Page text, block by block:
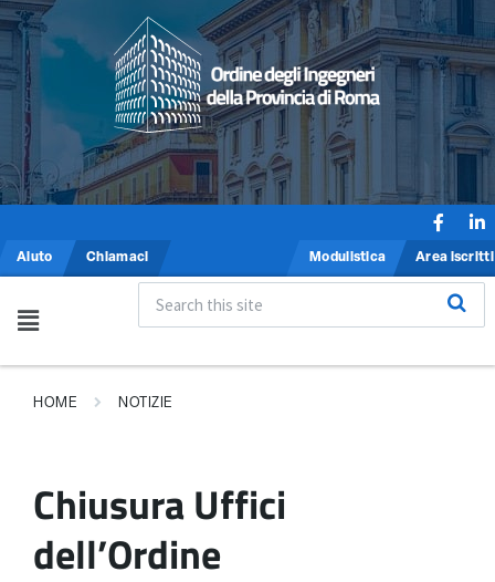
Aiuto Chiamaci Modulistica Area iscritti
HOME NOTIZIE
Chiusura Uffici
dell’Ordine